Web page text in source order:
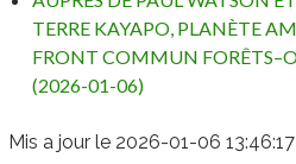
TERRE KAYAPO, PLANÈTE
FRONT COMMUN
(2026-01-06)
Mis a jour le 2026-01-06 13:46:17